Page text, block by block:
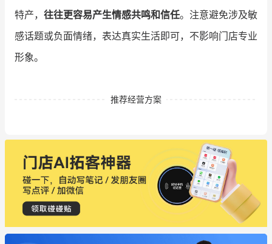
特产， 往往更容易产生情感共鸣和信任。注意避免涉及敏
感话题或负面情绪，表达真实生活即可，不影响门店专业
形象。
推荐经营方案